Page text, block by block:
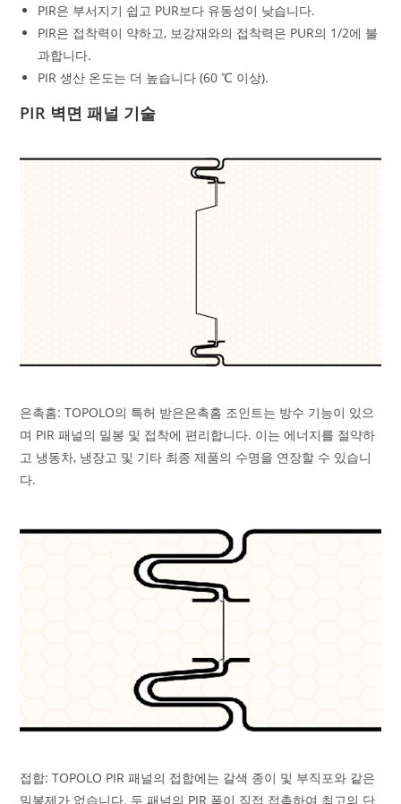
PIR은 부서지기 쉽고 PUR보다 유동성이 낮습니다.
PIR은 접착력이 약하고, 보강재와의 접착력은 PUR의 1/2에 불
과합니다.
PIR 생산 온도는 더 높습니다 (60 ℃ 이상).
PIR 벽면 패널 기술
은촉홈: TOPOLO의 특허 받은은촉홈 조인트는 방수 기능이 있으
며 PIR 패널의 밀봉 및 접착에 편리합니다. 이는 에너지를 절약하
고 냉동차, 냉장고 및 기타 최종 제품의 수명을 연장할 수 있습니
다.
접합: TOPOLO PIR 패널의 접합에는 갈색 종이 및 부직포와 같은
밀봉제가 없습니다. 두 패널의 PIR 폼이 직접 접촉하여 최고의 단